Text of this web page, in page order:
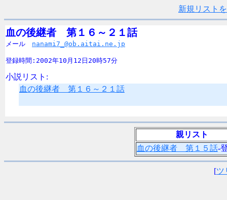
新規リスト
血の後継者　第１６～２１話
メール nanami7_@ob.aitai.ne.jp
登録時間:2002年10月12日20時57分
小説リスト:
血の後継者 第１６～２１話
親リスト
血の後継者 第１５話-
[ツ